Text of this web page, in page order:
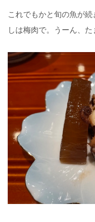
これでもかと旬の魚が
しは梅肉で。うーん、た